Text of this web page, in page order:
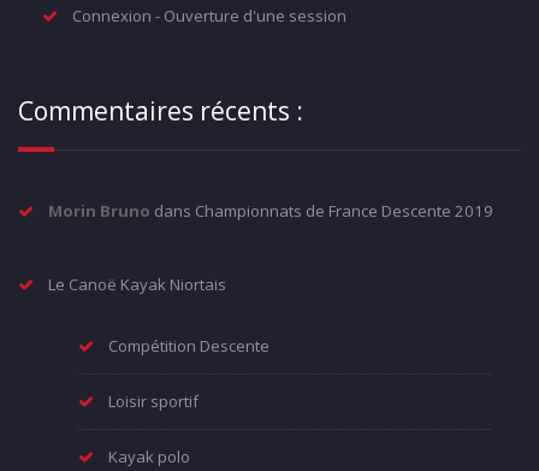
Connexion - Ouverture d'une session
Commentaires récents :
Morin Bruno dans Championnats de France Descente 2019
Le Canoë Kayak Niortais
Compétition Descente
Loisir sportif
Kayak polo